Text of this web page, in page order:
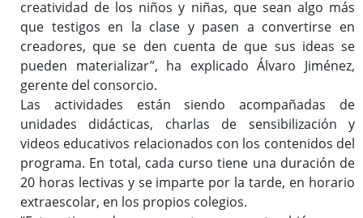
creatividad de los niños y niñas, que sean algo más
que testigos en la clase y pasen a convertirse en
creadores, que se den cuenta de que sus ideas se
pueden materializar”, ha explicado Álvaro Jiménez,
gerente del consorcio.
Las actividades están siendo acompañadas de
unidades didácticas, charlas de sensibilización y
videos educativos relacionados con los contenidos del
programa. En total, cada curso tiene una duración de
20 horas lectivas y se imparte por la tarde, en horario
extraescolar, en los propios colegios.